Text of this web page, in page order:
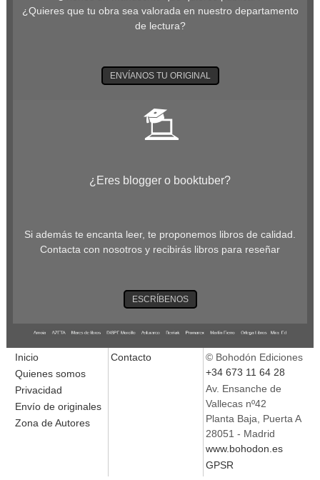
¿Quieres que tu obra sea valorada en nuestro departamento
de lectura?
ENVÍANOS TU ORIGINAL
¿Eres blogger o booktuber?
Si además te encanta leer, te proponemos libros de calidad.
Contacta con nosotros y recibirás libros para reseñar
ESCRÍBENOS
Inicio
Quienes somos
Privacidad
Envío de originales
Zona de Autores
Contacto
© Bohodón Ediciones
+34 673 11 64 28
Av. Ensanche de
Vallecas nº42
Planta Baja, Puerta A
28051 - Madrid
www.bohodon.es
GPSR